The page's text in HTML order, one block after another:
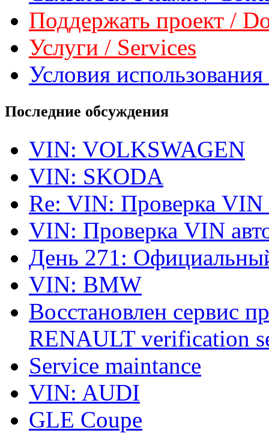
Поддержать проект /
Услуги / Services
Условия
Последние обсуждения
VIN: VOLKSWAGEN
VIN: SKODA
Re: VIN: Проверка VIN
VIN: Проверка VIN
День 271:
VIN: BMW
Восстановлен сервис
RENAULT verification
Service maintance
VIN: AUDI
GLE Coupe